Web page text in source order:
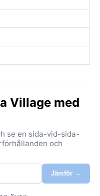
Village med
se en sida-vid-sida-
och
Jämför →